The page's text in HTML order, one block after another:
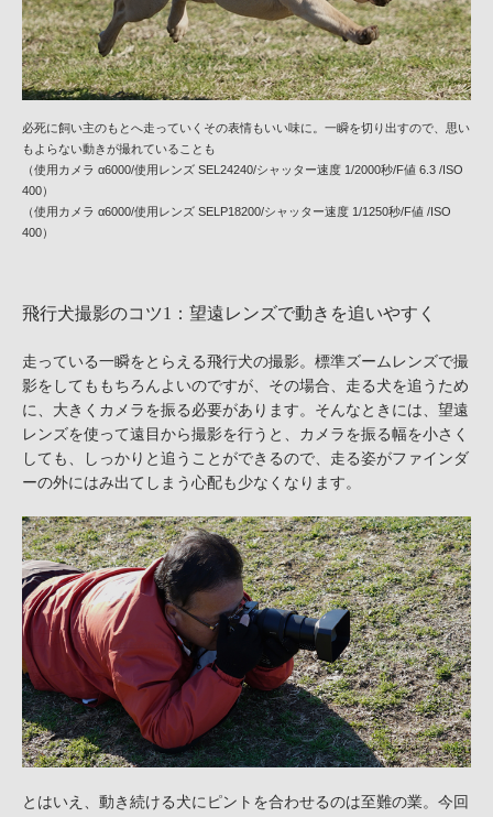
必死に飼い主のもとへ走っていくその表情もいい味に。一瞬を切り出すので、思い
もよらない動きが撮れていることも
（使用カメラ α6000/使用レンズ SEL24240/シャッター速度 1/2000秒/F値 6.3 /ISO
400）
（使用カメラ α6000/使用レンズ SELP18200/シャッター速度 1/1250秒/F値 /ISO
400）
飛行犬撮影のコツ1：望遠レンズで動きを追いやすく
走っている一瞬をとらえる飛行犬の撮影。標準ズームレンズで撮
影をしてももちろんよいのですが、その場合、走る犬を追うため
に、大きくカメラを振る必要があります。そんなときには、望遠
レンズを使って遠目から撮影を行うと、カメラを振る幅を小さく
しても、しっかりと追うことができるので、走る姿がファインダ
ーの外にはみ出てしまう心配も少なくなります。
とはいえ、動き続ける犬にピントを合わせるのは至難の業。今回